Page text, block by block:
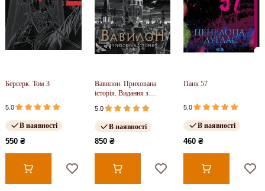
Берсерк. Том 3
5.0
В наявності
550 ₴
Вавилон. Прихована
історія. Видання з
ілюстрованим зрізом (у)
5.0
В наявності
850 ₴
Панк 57
5.0
В наявності
460 ₴